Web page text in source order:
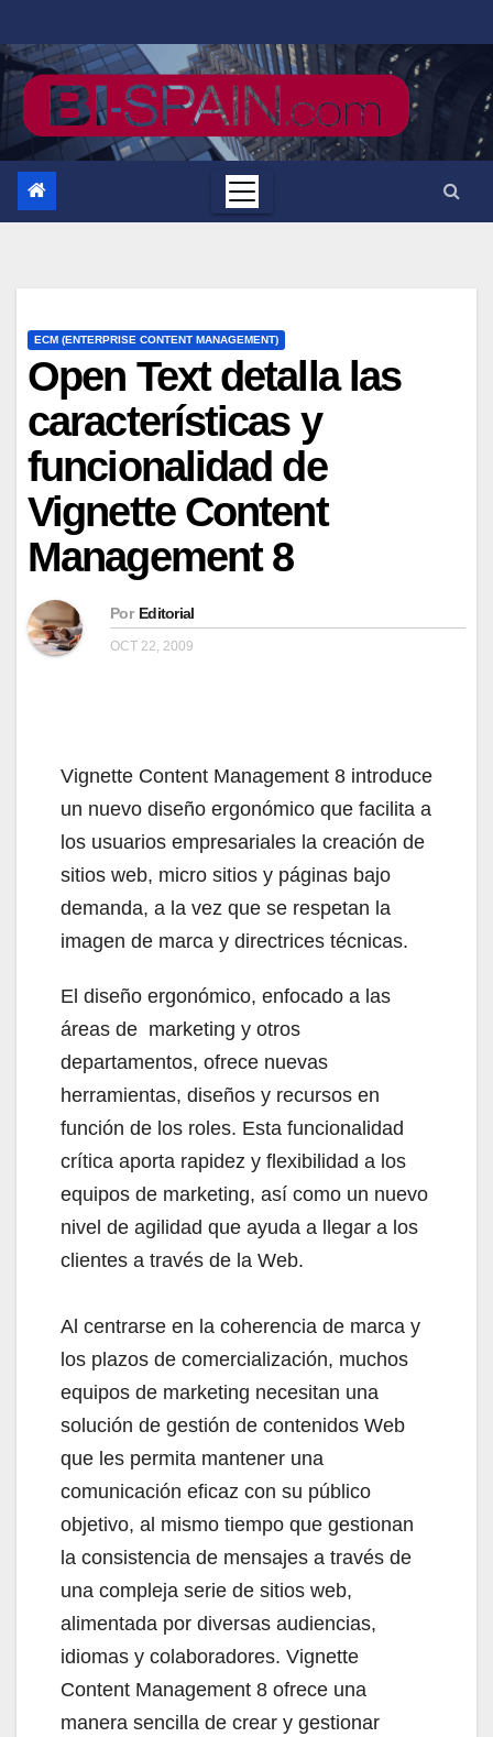
al
contenido
ECM (ENTERPRISE CONTENT MANAGEMENT)
Open Text detalla las
características y
funcionalidad de
Vignette Content
Management 8
Por Editorial
OCT 22, 2009
Vignette Content Management 8 introduce
un nuevo diseño ergonómico que facilita a
los usuarios empresariales la creación de
sitios web, micro sitios y páginas bajo
demanda, a la vez que se respetan la
imagen de marca y directrices técnicas.
El diseño ergonómico, enfocado a las
áreas de marketing y otros
departamentos, ofrece nuevas
herramientas, diseños y recursos en
función de los roles. Esta funcionalidad
crítica aporta rapidez y flexibilidad a los
equipos de marketing, así como un nuevo
nivel de agilidad que ayuda a llegar a los
clientes a través de la Web.
Al centrarse en la coherencia de marca y
los plazos de comercialización, muchos
equipos de marketing necesitan una
solución de gestión de contenidos Web
que les permita mantener una
comunicación eficaz con su público
objetivo, al mismo tiempo que gestionan
la consistencia de mensajes a través de
una compleja serie de sitios web,
alimentada por diversas audiencias,
idiomas y colaboradores. Vignette
Content Management 8 ofrece una
manera sencilla de crear y gestionar